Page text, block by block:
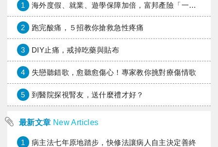
1 海外度假、就業、遊學保障加倍，富邦產險「一期逐夢」專案加碼遠距醫療與緊急救援
2 跑完酸痛，５招教你搶救急性疼痛
3 DIY止痛，戒掉吃藥與貼布
4 失戀聽錯歌，愈聽愈傷心！專家教你挑對療傷情歌
5 到醫院探視腎友，送什麼禮才好？
最新文章 New Articles
1 病主法七年原地踏步，快修法讓病人自主決定善終